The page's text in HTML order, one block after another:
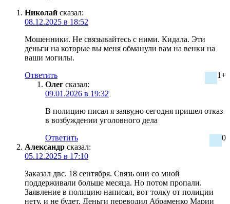
Николай сказал:
08.12.2025 в 18:52
Мошенники. Не связывайтесь с ними. Кидала. Эти
деньги на которые вы меня обманули вам на венки на
ваши могилы.
1+
Ответить
Олег сказал:
09.01.2026 в 19:32
В полицию писал я заяву,но сегодня пришел отказ
в возбуждении уголовного дела
0
Ответить
Александр сказал:
05.12.2025 в 17:10
Заказал двс. 18 сентября. Связь они со мной
поддерживали больше месяца. Но потом пропали.
Заявление в полицию написал, вот толку от полиции
нету, и не будет. Деньги переводил Абраменко Марии